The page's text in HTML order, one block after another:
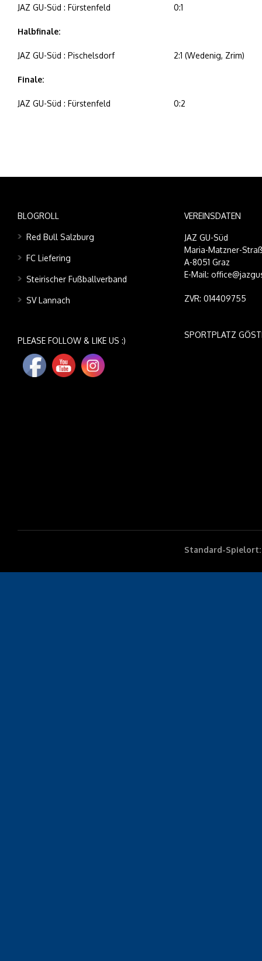
JAZ GU-Süd : Fürstenfeld 0:1
Halbfinale:
JAZ GU-Süd : Pischelsdorf 2:1 (Wedenig, Zrim)
Finale:
JAZ GU-Süd : Fürstenfeld 0:2
BLOGROLL
Red Bull Salzburg
FC Liefering
Steirischer Fußballverband
SV Lannach
PLEASE FOLLOW & LIKE US :)
VEREINSDATEN
JAZ GU-Süd
Maria-Matzner-
A-8051 Graz
E-Mail:
ZVR: 014409755
SPORTPLATZ
Standard-Spielort: